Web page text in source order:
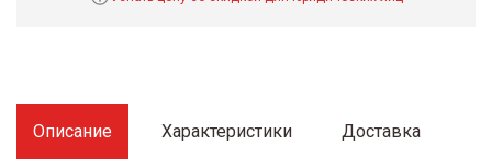
Описание Характеристики Доставка